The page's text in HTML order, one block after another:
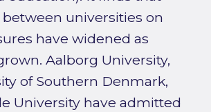
universities on
have widened as
Aalborg University,
of Southern Denmark,
University have admitted